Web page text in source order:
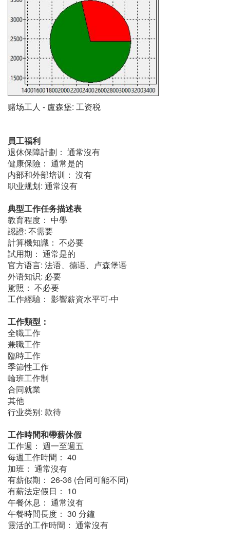
赌场工人 - 盧森堡: 工资税
員工福利
退休保障計劃： 通常沒有
健康保險： 通常是的
内部和外部培训： 沒有
职业规划: 通常沒有
典型工作任务描述表
教育程度： 中學
認證: 不需要
計算機知識： 不必要
試用期： 通常是的
官方语言: 法语、德语、卢森堡语
外语知识: 必要
駕照： 不必要
工作經驗： 影響薪資水平可-中
工作類型：
全職工作
兼職工作
臨時工作
季節性工作
輪班工作制
合同就業
其他
行业类别: 款待
工作時間和帶薪休假
工作週： 週一至週五
每週工作時間： 40
加班： 通常沒有
有薪假期： 26-36 (合同可能不同)
有薪法定假日： 10
午餐休息： 通常沒有
午餐時間長度： 30 分鐘
靈活的工作時間： 通常沒有